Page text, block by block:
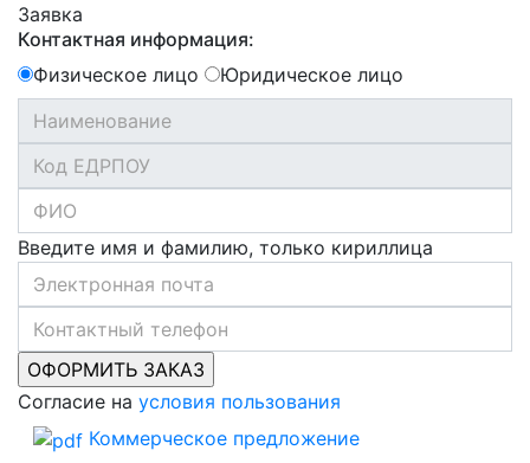
Заявка
Контактная информация:
Физическое лицо
Юридическое лицо
Введите имя и фамилию, только кириллица
Согласие на условия пользования
Коммерческое предложение